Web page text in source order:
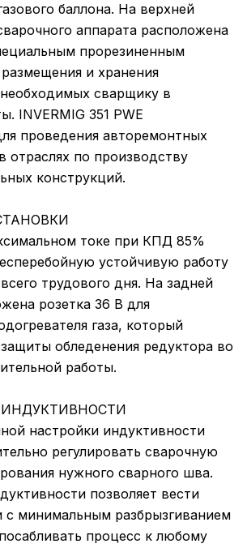
баллона. На верхней
аппарата расположена
прорезиненным
и хранения
сварщику в
INVERMIG 351 PWE
проведения авторемонтных
отраслях по производству
конструкций.
токе при КПД 85%
устойчивую работу
трудового дня. На задней
розетка 36 В для
газа, который
обледенения редуктора во
работы.
настройки индуктивности
регулировать сварочную
нужного сварного шва.
позволяет вести
с минимальным разбрызгиванием
процесс к любому